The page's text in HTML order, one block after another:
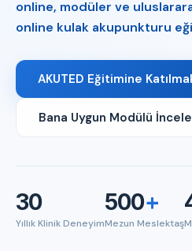
online, modüler ve
online kulak akupunkturu
AKUTED Eğitimine
Bana Uygun Modülü
30
Yıllık Klinik Deneyim
500+
Mezun Meslektaş